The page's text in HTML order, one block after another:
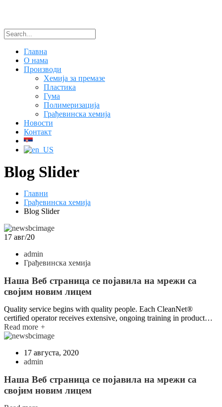
Главна
О нама
Производи
Хемија за премазе
Пластика
Гума
Полимеризација
Грађевинска хемија
Новости
Контакт
Blog Slider
Главни
Грађевинска хемија
Blog Slider
17 авг/20
admin
Грађевинска хемија
Наша Веб страница се појавила на мрежи са
својим новим лицем
Quality service begins with quality people. Each CleanNet®
certified operator receives extensive, ongoing training in product…
Read more +
17 августа, 2020
admin
Наша Веб страница се појавила на мрежи са
својим новим лицем